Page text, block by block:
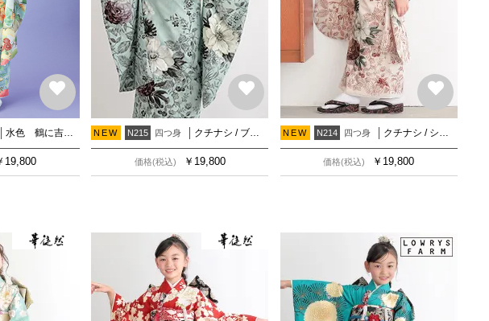
水色 鶴に吉祥花
19,800
NEW N215 四つ身 クチナシ / ブルーグレー
価格(税込) ￥ 19,800
NEW N214 四つ身 クチナシ / シェルピンク
価格(税込) ￥ 19,800